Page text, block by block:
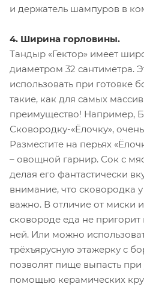
и держатель шампуров в
4. Ширина горловины.
Тандыр «Гектор» имеет
диаметром 32 сантиметра.
использовать при готовке
такие, как для самых
преимущество! Например,
Сковородку-«Ёлочку»,
Разместите на перьях
– овощной гарнир. Сок с
делая его фантастически
внимание, что сковородка у
важно. В отличие от миски
сковороде еда не пригорит
ней. Или можно
трёхъярусную этажерку с
позволят пище выпасть при
помощью керамических